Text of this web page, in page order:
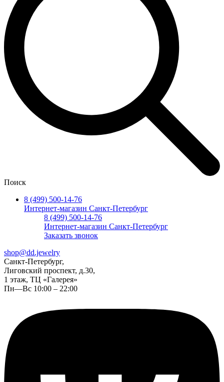
Поиск
8 (499) 500-14-76
Интернет-магазин Санкт-Петербург
8 (499) 500-14-76
Интернет-магазин Санкт-Петербург
Заказать звонок
shop@dd.jewelry
Санкт-Петербург,
Лиговский проспект, д.30,
1 этаж, ТЦ «Галерея»
Пн—Вс 10:00 – 22:00